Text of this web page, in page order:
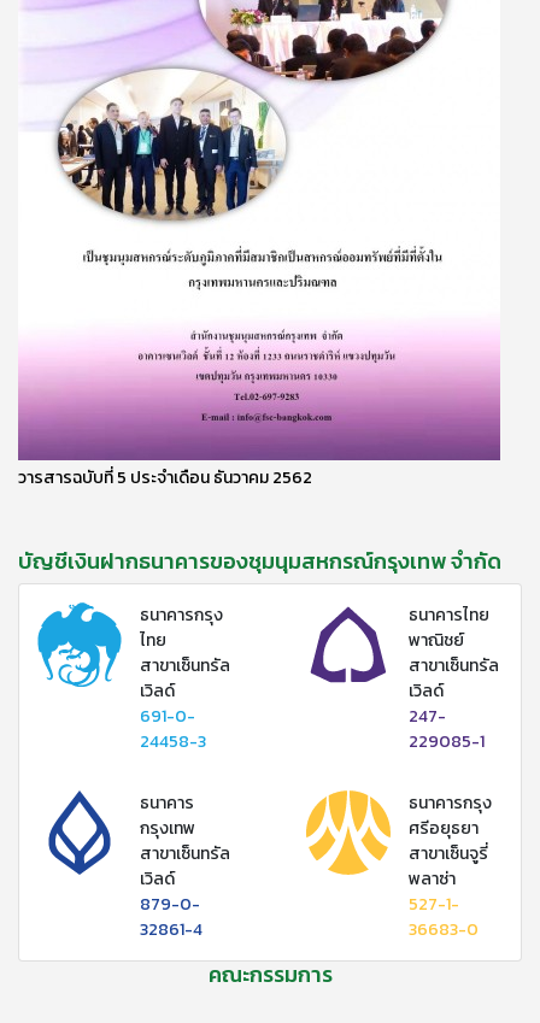
วารสารฉบับที่ 5 ประจำเดือน ธันวาคม 2562
บัญชีเงินฝากธนาคารของชุมนุมสหกรณ์กรุงเทพ จำกัด
ธนาคารกรุง
ไทย
สาขาเซ็นทรัล
เวิลด์
691-0-
24458-3
ธนาคารไทย
พาณิชย์
สาขาเซ็นทรัล
เวิลด์
247-
229085-1
ธนาคาร
กรุงเทพ
สาขาเซ็นทรัล
เวิลด์
879-0-
32861-4
ธนาคารกรุง
ศรีอยุธยา
สาขาเซ็นจูรี่
พลาซ่า
527-1-
36683-0
คณะกรรมการ